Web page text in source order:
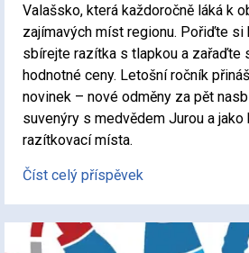
Valašsko, která každoročně láká k
zajímavých míst regionu. Pořiďte si
sbírejte razítka s tlapkou a zařaďte
hodnotné ceny. Letošní ročník
novinek – nové odměny za pět
suvenýry s medvědem Jurou a jako
razítkovací místa.
Číst celý příspěvek